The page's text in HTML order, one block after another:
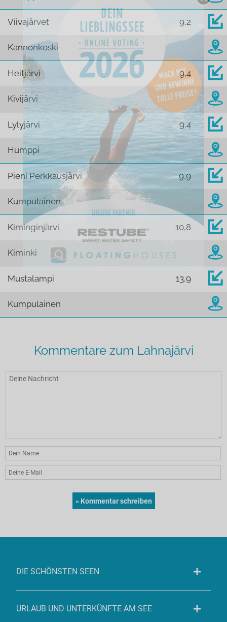
Viivajärvet 9,2
Kannonkoski
Heitjärvi 9,4
Kivijärvi
Lylyjärvi 9,4
Humppi
Pieni Perkkausjärvi 9,9
Kumpulainen
Kiminginjärvi 10,8
Kiminki
Mustalampi 13,9
Kumpulainen
Kommentare zum Lahnajärvi
DIE SCHÖNSTEN SEEN
URLAUB UND UNTERKÜNFTE AM SEE